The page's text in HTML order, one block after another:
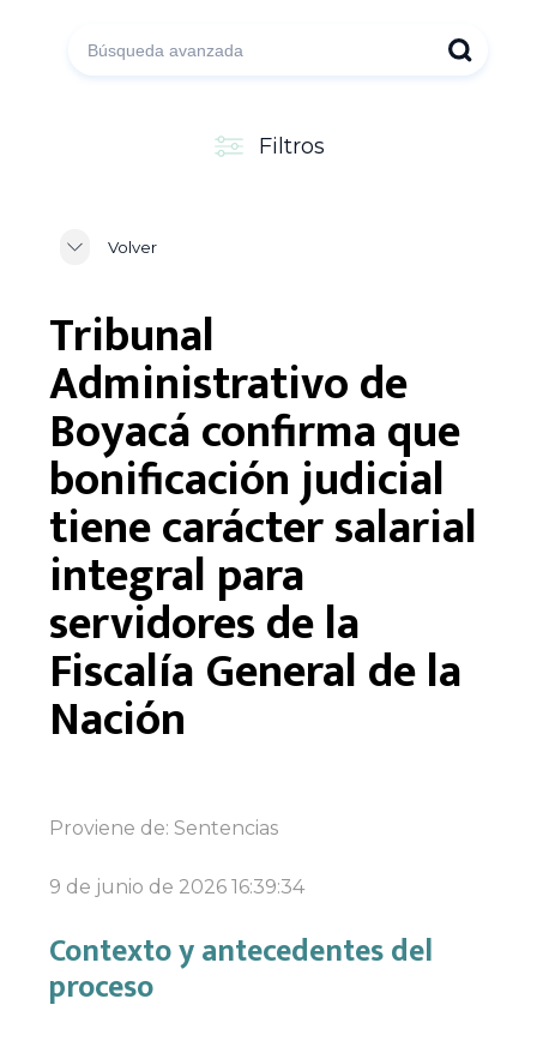
Filtros
Volver
Tribunal
Administrativo de
Boyacá confirma que
bonificación judicial
tiene carácter salarial
integral para
servidores de la
Fiscalía General de la
Nación
Proviene de: Sentencias
9 de junio de 2026 16:39:34
Contexto y antecedentes del
proceso